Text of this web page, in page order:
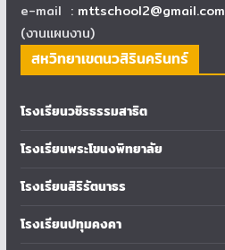
e-mail : mttschool2@gmail.com
(งานแผนงาน)
สหวิทยาเขตนวสิรินครินทร์
โรงเรียนวชิรธรรมสาธิต
โรงเรียนพระโขนงพิทยาลัย
โรงเรียนสิริรัตนาธร
โรงเรียนปทุมคงคา